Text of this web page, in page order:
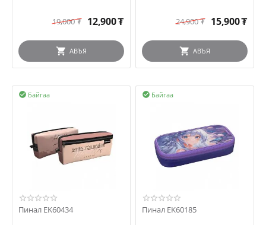
19,000₮ 12,900₮
АВЪЯ
24,900₮ 15,900₮
АВЪЯ
Байгаа

Пинал EK60434
Байгаа

Пинал EK60185